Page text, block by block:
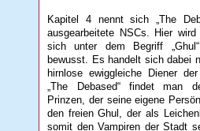
Kapitel 4 nennt sich „The
ausgearbeitete NSCs. Hier
sich unter dem Begriff
bewusst. Es handelt sich dabei
hirnlose ewiggleiche Diener
„The Debased“ findet man
Prinzen, der seine eigene
den freien Ghul, der als
somit den Vampiren der Stadt